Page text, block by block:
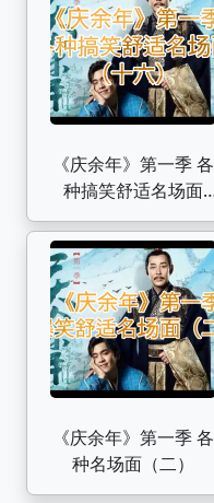
《庆余年》第一季 各
种搞笑舒适名场面
（十六）
《庆余年》第一季 各
种名场面（二）